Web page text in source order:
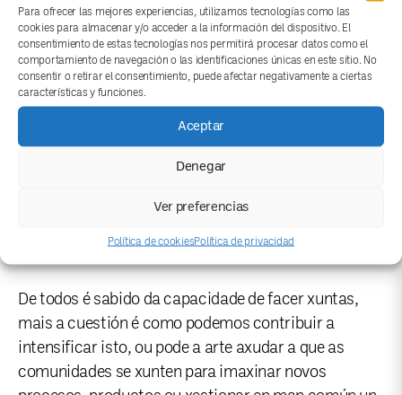
Para ofrecer las mejores experiencias, utilizamos tecnologías como las
cookies para almacenar y/o acceder a la información del dispositivo. El
consentimiento de estas tecnologías nos permitirá procesar datos como el
comportamiento de navegación o las identificaciones únicas en este sitio. No
consentir o retirar el consentimiento, puede afectar negativamente a ciertas
características y funciones.
Aceptar
Denegar
Ver preferencias
Política de cookiesPolítica de privacidad
A finais de maio organizamos dende Concomitentes
oEncontro Europeo de Arte como espazo de
encontro e o Roteiro Comunalen Santiago de
Compostela e no monte veciñal en man común de
Couso (Gondomar, Pontevedra). Con estas sesións
públicas queríamos comprender como as
sobre o concepto “encontro”, mais non podia ser un
pensar o encontro mentres o facíamos.
De todos é sabido da capacidade de facer xuntas,
mais a cuestión é como podemos contribuir a
intensificar isto, ou pode a arte axudar a que as
comunidades se xunten para imaxinar novos